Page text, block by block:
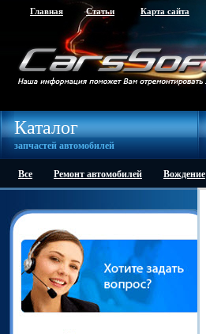
Главная Статьи Карта сайта
Каталог
запчастей автомобилей
Все Ремонт автомобилей Вождение